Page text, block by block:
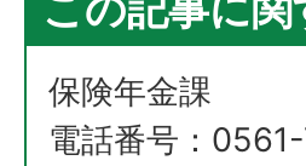
保険年金課
電話番号：